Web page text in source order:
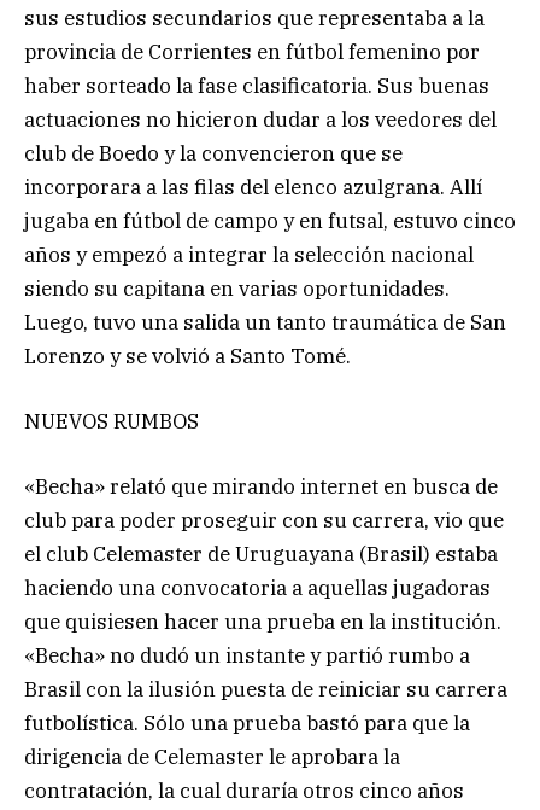
sus estudios secundarios que representaba a la
provincia de Corrientes en fútbol femenino por
haber sorteado la fase clasificatoria. Sus buenas
actuaciones no hicieron dudar a los veedores del
club de Boedo y la convencieron que se
incorporara a las filas del elenco azulgrana. Allí
jugaba en fútbol de campo y en futsal, estuvo cinco
años y empezó a integrar la selección nacional
siendo su capitana en varias oportunidades.
Luego, tuvo una salida un tanto traumática de San
Lorenzo y se volvió a Santo Tomé.
NUEVOS RUMBOS
«Becha» relató que mirando internet en busca de
club para poder proseguir con su carrera, vio que
el club Celemaster de Uruguayana (Brasil) estaba
haciendo una convocatoria a aquellas jugadoras
que quisiesen hacer una prueba en la institución.
«Becha» no dudó un instante y partió rumbo a
Brasil con la ilusión puesta de reiniciar su carrera
futbolística. Sólo una prueba bastó para que la
dirigencia de Celemaster le aprobara la
contratación, la cual duraría otros cinco años